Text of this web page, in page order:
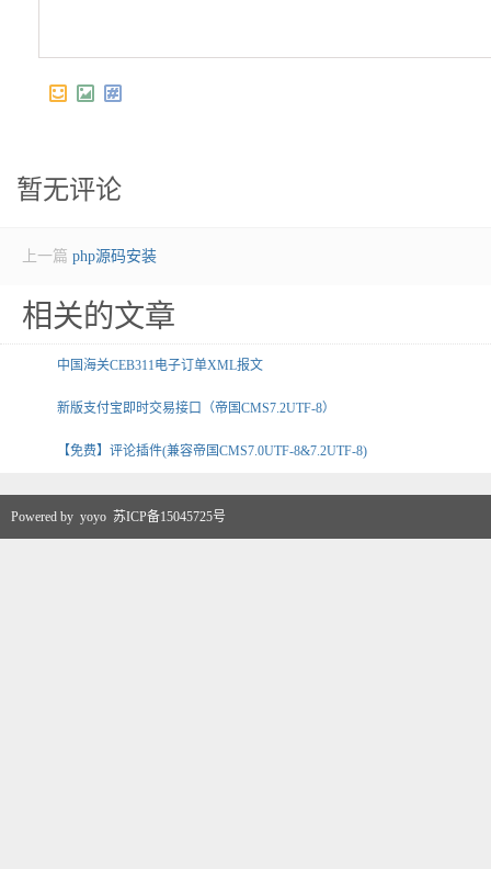
暂无评论
上一篇 php源码安装
相关的文章
中国海关CEB311电子订单XML报文
新版支付宝即时交易接口（帝国CMS7.2UTF-8）
【免费】评论插件(兼容帝国CMS7.0UTF-8&7.2UTF-8)
Powered by yoyo 苏ICP备15045725号